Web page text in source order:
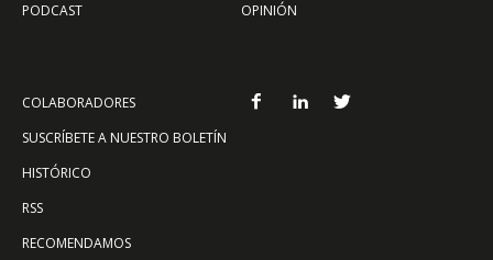
PODCAST
OPINIÓN
COLABORADORES
SUSCRÍBETE A NUESTRO BOLETÍN
HISTÓRICO
RSS
RECOMENDAMOS